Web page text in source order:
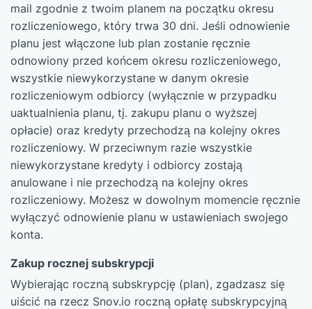
mail zgodnie z twoim planem na początku okresu
rozliczeniowego, który trwa 30 dni. Jeśli odnowienie
planu jest włączone lub plan zostanie ręcznie
odnowiony przed końcem okresu rozliczeniowego,
wszystkie niewykorzystane w danym okresie
rozliczeniowym odbiorcy (wyłącznie w przypadku
uaktualnienia planu, tj. zakupu planu o wyższej
opłacie) oraz kredyty przechodzą na kolejny okres
rozliczeniowy. W przeciwnym razie wszystkie
niewykorzystane kredyty i odbiorcy zostają
anulowane i nie przechodzą na kolejny okres
rozliczeniowy. Możesz w dowolnym momencie ręcznie
wyłączyć odnowienie planu w ustawieniach swojego
konta.
Zakup rocznej subskrypcji
Wybierając roczną subskrypcję (plan), zgadzasz się
uiścić na rzecz Snov.io roczną opłatę subskrypcyjną